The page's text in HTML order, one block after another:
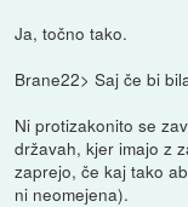
Ja, točno tako.
Brane22> Saj če bi
Ni protizakonito se
državah, kjer imajo z
zaprejo, če kaj tako
ni neomejena).